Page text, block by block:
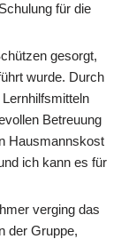
für die
gesorgt,
wurde. Durch
Betreuung
Hausmannskost
ich kann es für
verging das
der Gruppe,